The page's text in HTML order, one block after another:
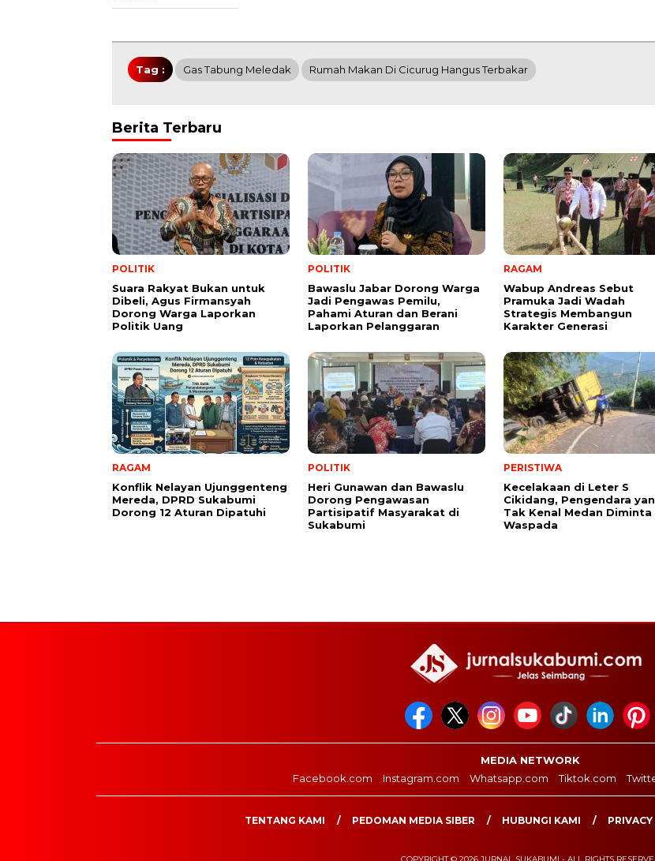
Tag : Gas Tabung Meledak Rumah Makan Di Cicurug Hangus Terbakar
Berita Terbaru
POLITIK
Suara Rakyat Bukan untuk
Dibeli, Agus Firmansyah
Dorong Warga Laporkan
Politik Uang
POLITIK
Bawaslu Jabar Dorong Warga
Jadi Pengawas Pemilu,
Pahami Aturan dan Berani
Laporkan Pelanggaran
RAGAM
Wabup Andreas Sebut
Pramuka Jadi Wadah
Strategis Membangun
Karakter Generasi ‎
RAGAM
Konflik Nelayan Ujunggenteng
Mereda, DPRD Sukabumi
Dorong 12 Aturan Dipatuhi
POLITIK
Heri Gunawan dan Bawaslu
Dorong Pengawasan
Partisipatif Masyarakat di
Sukabumi
PERISTIWA
Kecelakaan di Leter S
Cikidang, Pengendara
Tak Kenal Medan Diminta
Waspada
MEDIA NETWORK
Facebook.com
Instagram.com Whatsapp.com Tiktok.com
TENTANG KAMI PEDOMAN MEDIA SIBER HUBUNGI KAMI